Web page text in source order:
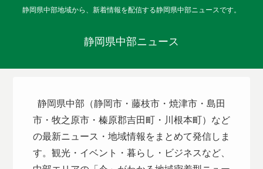
静岡県中部地域から、新着情報を配信する静岡県中部ニュースです。
静岡県中部ニュース
静岡県中部（静岡市・藤枝市・焼津市・島田
市・牧之原市・榛原郡吉田町・川根本町）など
の最新ニュース・地域情報をまとめて発信しま
す。観光・イベント・暮らし・ビジネスなど、